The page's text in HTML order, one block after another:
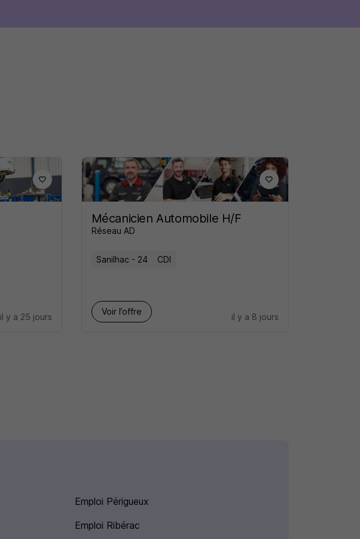
il y a 25 jours
Mécanicien Automobile H/F
Réseau AD
Sanilhac - 24 CDI
Voir l’offre
il y a 8 jours
Emploi Périgueux
Emploi Ribérac